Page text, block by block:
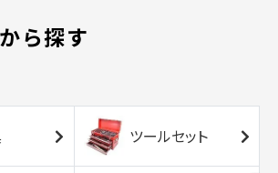
ら探す
ツールセット